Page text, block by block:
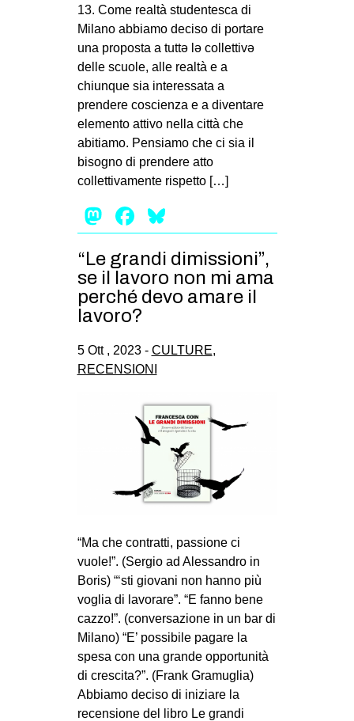
13. Come realtà studentesca di
Milano abbiamo deciso di portare
una proposta a tuttə lə collettivə
delle scuole, alle realtà e a
chiunque sia interessata a
prendere coscienza e a diventare
elemento attivo nella città che
abitiamo. Pensiamo che ci sia il
bisogno di prendere atto
collettivamente rispetto […]
Mastodon
Facebook
“Le grandi dimissioni”,
se il lavoro non mi ama
perché devo amare il
lavoro?
5 Ott , 2023 - CULTURE,
RECENSIONI
“Ma che contratti, passione ci
vuole!”. (Sergio ad Alessandro in
Boris) “‘sti giovani non hanno più
voglia di lavorare”. “E fanno bene
cazzo!”. (conversazione in un bar di
Milano) “E’ possibile pagare la
spesa con una grande opportunità
di crescita?”. (Frank Gramuglia)
Abbiamo deciso di iniziare la
recensione del libro Le grandi